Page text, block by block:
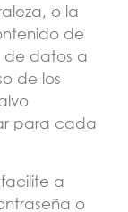
o la
de
de datos a
de los
para cada
a
o